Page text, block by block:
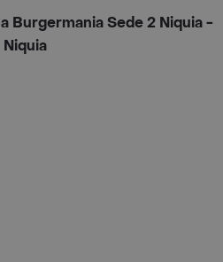
Burgermania Sede 2 Niquia -
Niquia